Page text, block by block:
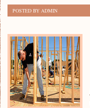
POSTED BY ADMIN